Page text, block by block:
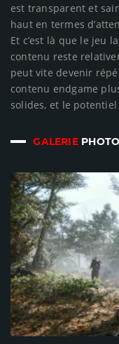
est transparent et
haut en termes
Et c’est là que le jeu
contenu reste
peut vite devenir
contenu endgame
solides, et le
GALERIE